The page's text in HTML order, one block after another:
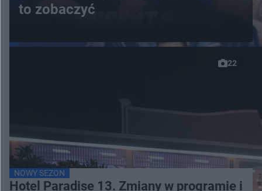
to zobaczyć
22
NOWY SEZON
Hotel Paradise 13. Zmiany w programie i